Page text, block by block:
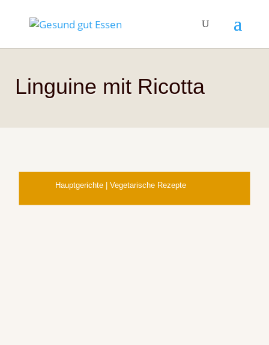
Linguine mit Ricotta
Hauptgerichte| Vegetarische Rezepte